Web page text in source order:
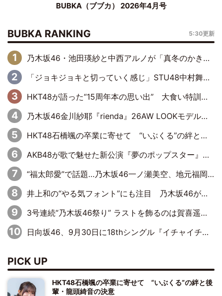
BUBKA（ブブカ） 2026年4月号
BUBKA RANKING 5:30更新
乃木坂46・池田瑛紗と中西アルノが「真冬のかき氷」騒動で火花散らす！ 因縁の裏にあるのは、逆境をともに“凌”ぐ似た者同士の絆
「ジョキジョキと切っていく感じ」STU48中村舞、新しい挑戦は自らの手で
HKT48が語った“15周年本の思い出” 大食い特訓・守護霊企画・制服グラビア…盛りだくさんの裏話
乃木坂46金川紗耶『rienda』26AW LOOKモデルに就任
HKT48石橋颯の卒業に寄せて “いぶくる”の絆と後輩・龍頭綺音の決意
AKB48が歌で魅せた新公演『夢のポップスター』 初日から全身全霊のステージ
“福太郎愛”で話題…乃木坂46一ノ瀬美空、地元福岡『めんべい25周年トップサポーター』に就任
井上和の“やる気フォント”にも注目 乃木坂46が挑んだ書道パフォーマンスの舞台裏
3号連続“乃木坂46祭り” ラストを飾るのは賀喜遥香…5年ぶりの登場に「5年分大人になった私を見ていただけたら」
日向坂46、9月30日に18thシングル『イチャイチャ虫』の発売決定！ フォーメーションは『日向坂で会いましょう』にて発表
PICK UP
HKT48石橋颯の卒業に寄せて “いぶくる”の絆と後
輩・龍頭綺音の決意